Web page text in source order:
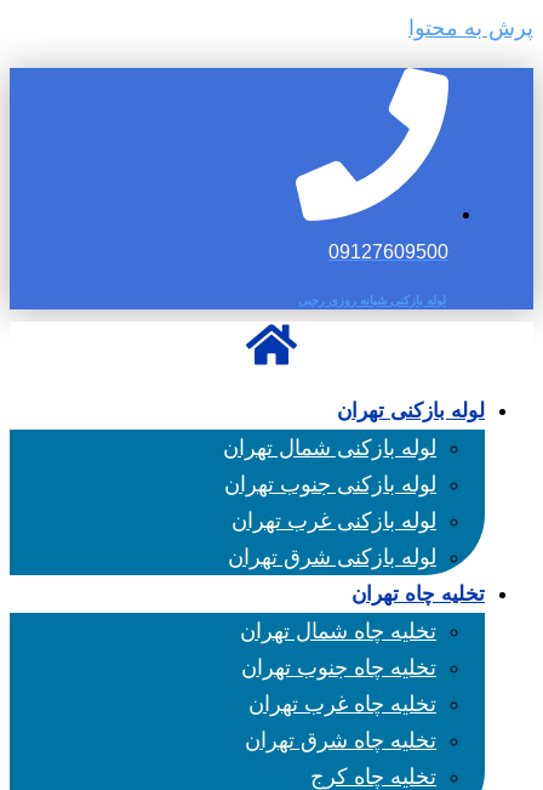
پرش به محتوا
09127609500
لوله بازکنی شبانه روزی رجبی
لوله بازکنی تهران
لوله بازکنی شمال تهران
لوله بازکنی جنوب تهران
لوله بازکنی غرب تهران
لوله بازکنی شرق تهران
تخلیه چاه تهران
تخلیه چاه شمال تهران
تخلیه چاه جنوب تهران
تخلیه چاه غرب تهران
تخلیه چاه شرق تهران
تخلیه چاه کرج